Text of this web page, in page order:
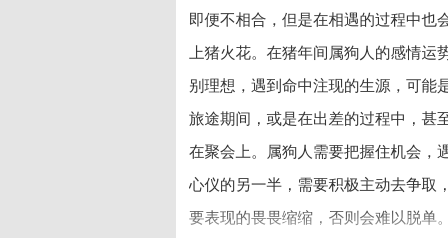
即便不相合，但是在相遇的过程中也
上猪火花。在猪年间属狗人的感情运
别理想，遇到命中注现的生源，可能
旅途期间，或是在出差的过程中，甚
在聚会上。属狗人需要把握住机会，
心仪的另一半，需要积极主动去争取
要表现的畏畏缩缩，否则会难以脱单